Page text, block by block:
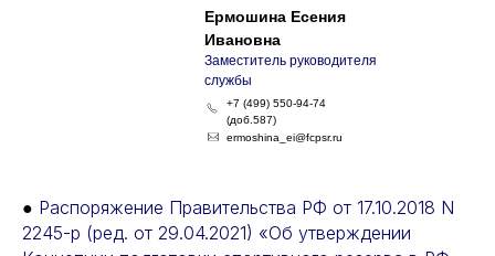
Заместитель руководителя
службы
Ермошина Есения
Ивановна
ermoshina_ei@fcpsr.ru
+7 (499) 550-94-74
(доб.587)
● Распоряжение Правительства РФ от 17.10.2018 N
2245-р (ред. от 29.04.2021) «Об утверждении